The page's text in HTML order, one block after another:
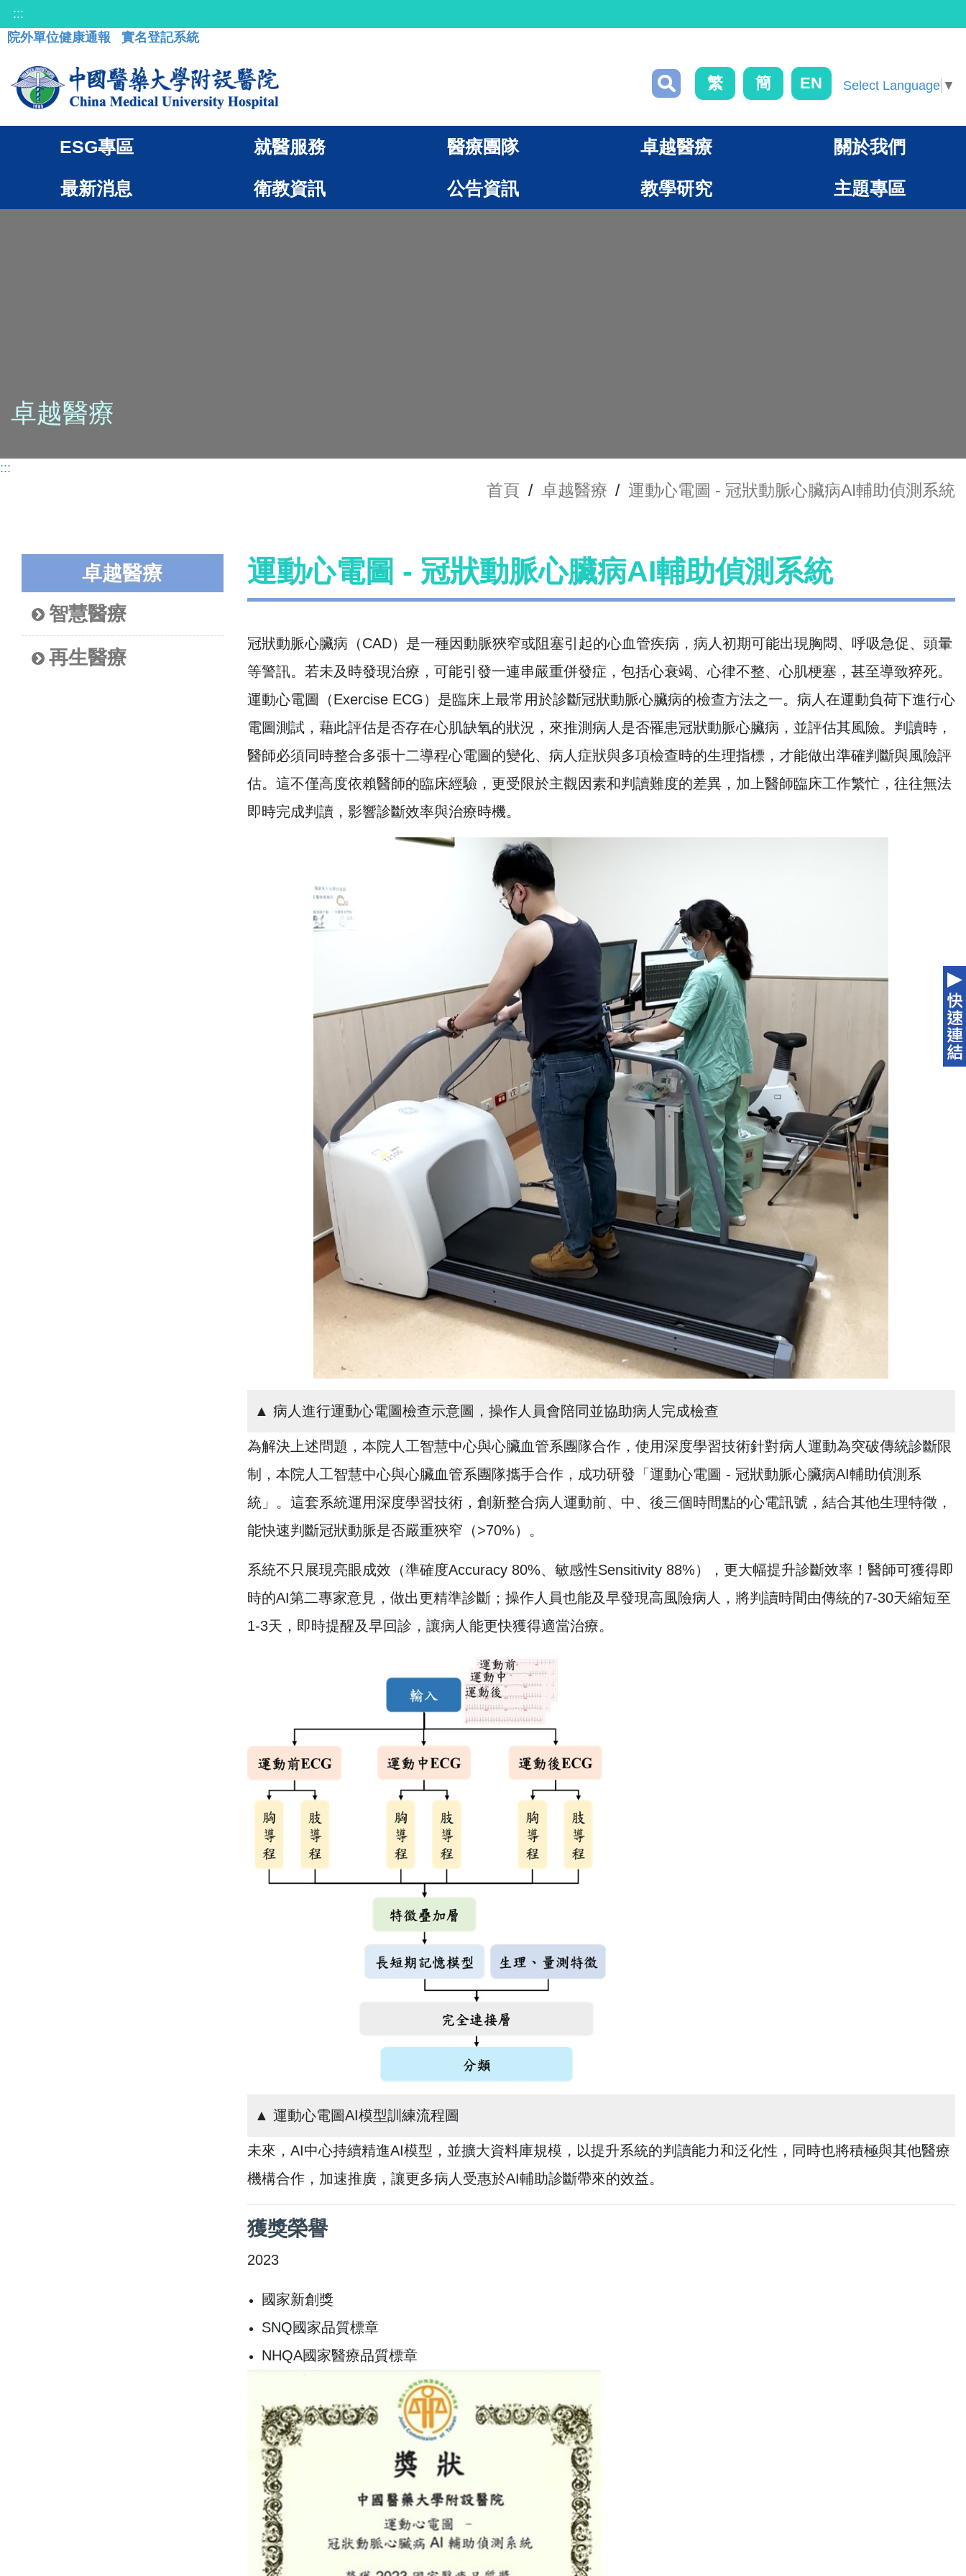
:::
院外單位健康通報
實名登記系統
繁 簡 EN Select Language ▼
ESG專區 就醫服務 醫療團隊 卓越醫療 關於我們
最新消息 衛教資訊 公告資訊 教學研究 主題專區
卓越醫療
:::
首頁 / 卓越醫療 / 運動心電圖 - 冠狀動脈心臟病AI輔助偵測系統
卓越醫療
智慧醫療
再生醫療
運動心電圖 - 冠狀動脈心臟病AI輔助偵測系統
冠狀動脈心臟病（CAD）是一種因動脈狹窄或阻塞引起的心血管疾病，病人初期可能出現胸悶、呼吸急促、頭暈
等警訊。若未及時發現治療，可能引發一連串嚴重併發症，包括心衰竭、心律不整、心肌梗塞，甚至導致猝死。
運動心電圖（Exercise ECG）是臨床上最常用於診斷冠狀動脈心臟病的檢查方法之一。病人在運動負荷下進行心
電圖測試，藉此評估是否存在心肌缺氧的狀況，來推測病人是否罹患冠狀動脈心臟病，並評估其風險。判讀時，
醫師必須同時整合多張十二導程心電圖的變化、病人症狀與多項檢查時的生理指標，才能做出準確判斷與風險評
估。這不僅高度依賴醫師的臨床經驗，更受限於主觀因素和判讀難度的差異，加上醫師臨床工作繁忙，往往無法
即時完成判讀，影響診斷效率與治療時機。
▲ 病人進行運動心電圖檢查示意圖，操作人員會陪同並協助病人完成檢查
為解決上述問題，本院人工智慧中心與心臟血管系團隊合作，使用深度學習技術針對病人運動為突破傳統診斷限
制，本院人工智慧中心與心臟血管系團隊攜手合作，成功研發「運動心電圖 - 冠狀動脈心臟病AI輔助偵測系
統」。這套系統運用深度學習技術，創新整合病人運動前、中、後三個時間點的心電訊號，結合其他生理特徵，
能快速判斷冠狀動脈是否嚴重狹窄（>70%）。
系統不只展現亮眼成效（準確度Accuracy 80%、敏感性Sensitivity 88%），更大幅提升診斷效率！醫師可獲得即
時的AI第二專家意見，做出更精準診斷；操作人員也能及早發現高風險病人，將判讀時間由傳統的7-30天縮短至
1-3天，即時提醒及早回診，讓病人能更快獲得適當治療。
▲ 運動心電圖AI模型訓練流程圖
未來，AI中心持續精進AI模型，並擴大資料庫規模，以提升系統的判讀能力和泛化性，同時也將積極與其他醫療
機構合作，加速推廣，讓更多病人受惠於AI輔助診斷帶來的效益。
獲獎榮譽
2023
國家新創獎
SNQ國家品質標章
NHQA國家醫療品質標章